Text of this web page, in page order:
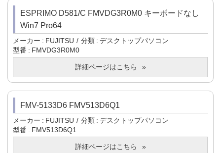
ESPRIMO D581/C FMVDG3R0M0 キーボードなし
Win7 Pro64
メーカー FUJITSU 分類
デスクトップパソコン
型番
FMVDG3R0M0
詳細ページはこちら
FMV-5133D6 FMV513D6Q1
メーカー FUJITSU 分類
デスクトップパソコン
型番
FMV513D6Q1
詳細ページはこちら